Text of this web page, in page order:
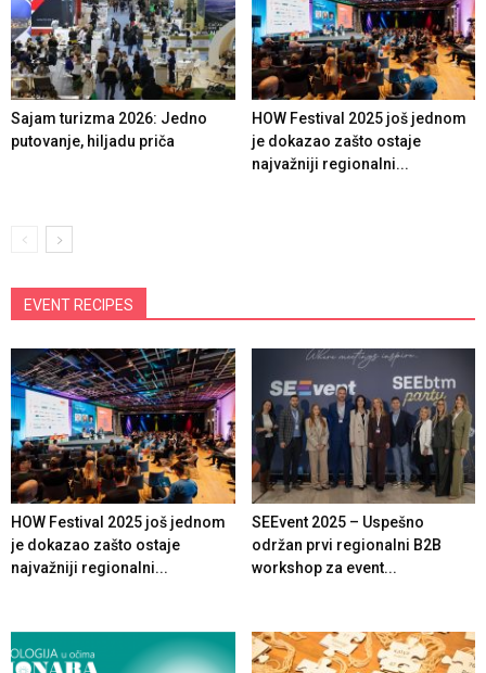
Sajam turizma 2026: Jedno
putovanje, hiljadu priča
HOW Festival 2025 još jednom
je dokazao zašto ostaje
najvažniji regionalni...
EVENT RECIPES
HOW Festival 2025 još jednom
je dokazao zašto ostaje
najvažniji regionalni...
SEEvent 2025 – Uspešno
održan prvi regionalni B2B
workshop za event...